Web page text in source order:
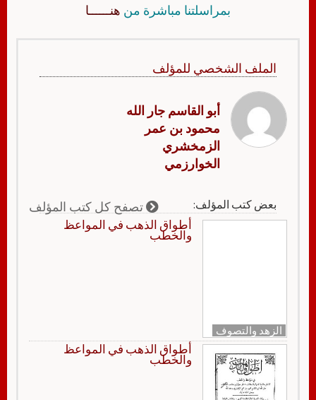
بمراسلتنا مباشرة من هنــــــا
الملف الشخصي للمؤلف
أبو القاسم جار الله
محمود بن عمر
الزمخشري
الخوارزمي
بعض كتب المؤلف: تصفح كل كتب المؤلف
الزهد والتصوف
أطواق الذهب في المواعظ
والخطب
أطواق الذهب في المواعظ
والخطب